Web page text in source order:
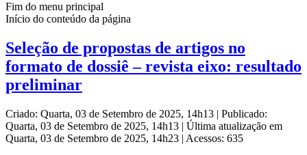
Fim do menu principal
Início do conteúdo da página
Seleção de propostas de artigos no
formato de dossiê – revista eixo: resultado
preliminar
Criado: Quarta, 03 de Setembro de 2025, 14h13 | Publicado:
Quarta, 03 de Setembro de 2025, 14h13 | Última atualização em
Quarta, 03 de Setembro de 2025, 14h23 | Acessos: 635